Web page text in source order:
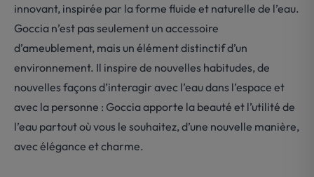
innovant, inspirée par la forme fluide et naturelle de l’eau.
Goccia n’est pas seulement un accessoire
d’ameublement, mais un élément distinctif d’un
environnement. Il inspire de nouvelles habitudes, de
nouvelles façons d’interagir avec l’eau dans l’espace et
avec la personne : Goccia apporte la beauté et l’utilité de
l’eau partout où vous le souhaitez, d’une nouvelle manière,
avec élégance et charme.